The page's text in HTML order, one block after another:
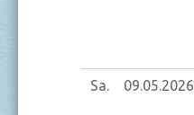
Sa. 09.05.2026